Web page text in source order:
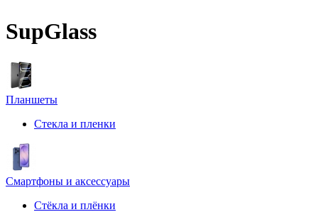
SupGlass
Планшеты
Стекла и пленки
Смартфоны и аксессуары
Стёкла и плёнки